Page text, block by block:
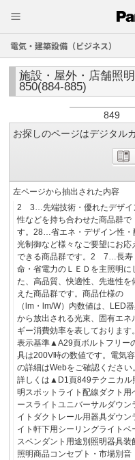
電気・建築設備（ビジネス）
施設・屋外・店舗照
850(884-885)
849
お探しのページはデジタル
左ページから抽出された内容
2 3…先端技術・優れたデザイ
性などを持ち合わせた商品群で
す。28…省エネ・デザイン性・
光制御など様々なご要望にお応
できる商品群です。2 7…長寿
命・省電力のＬＥＤを主照明に
た、高品質、快適性、先進性を
えた商品群です。商品仕様の
（lm・lm/W）内数値は、LED
から放出される光束、固有エネ
ギー消費効率を表しております。
表示基準▲A29頁ボルトフリー
具は200V時の数値です。電気
の詳細はWebをご確認ください
詳しくは▲D1頁849テクニカル
明スポットライト配線ダクト用
ースライトユニバーサルダウン
イトダクトレール用器具ダウン
イト軒下用シーリングライトベ
スペンダント用途別照明器具装
照明商品コンセプト・市場別音